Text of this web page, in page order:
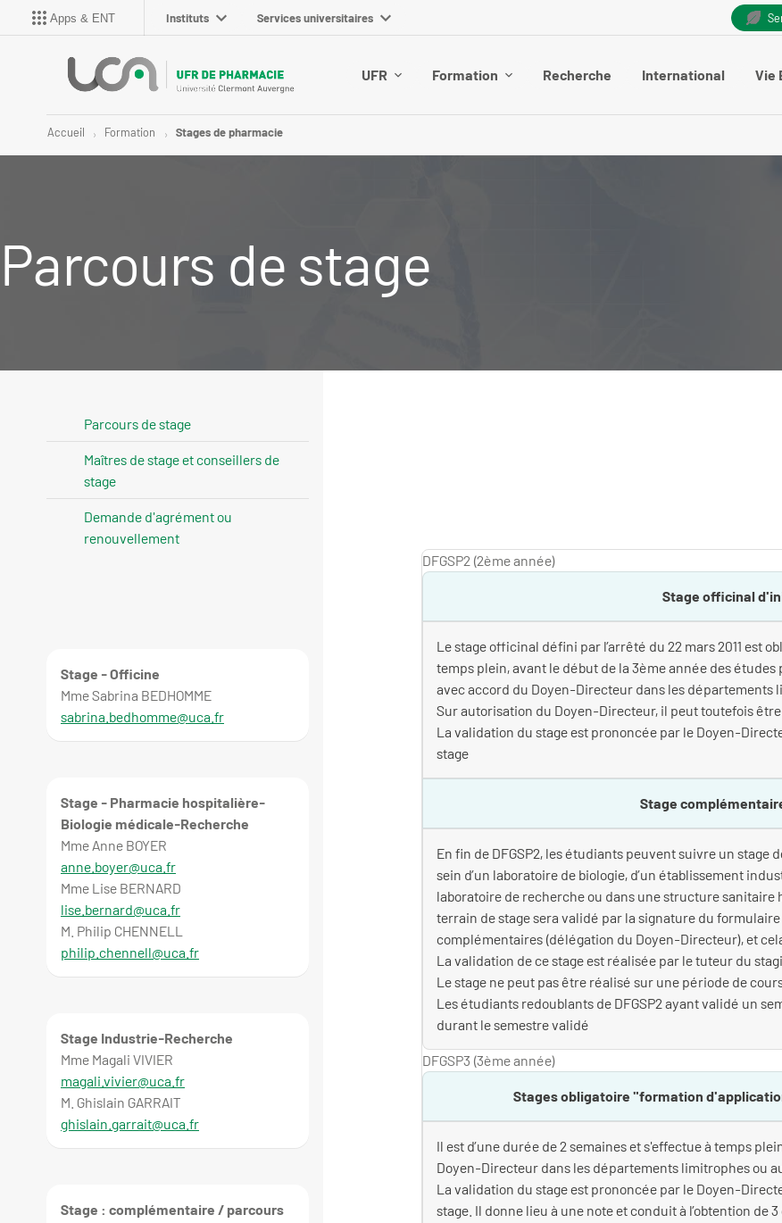
Apps & ENT Instituts Services universitaires
UFR Formation Recherche International Vie
Accueil Formation Stages de pharmacie
Parcours de stage
DFGSP2 (2ème année)
Stage officinal
Le stage officinal défini par l’arrêté du 22 mars 2011 est
temps plein, avant le début de la 3ème année des
avec accord du Doyen-Directeur dans les départements
Sur autorisation du Doyen-Directeur, il peut toutefois
La validation du stage est prononcée par le Doyen-
stage
Stage
En fin de DFGSP2, les étudiants peuvent suivre un stage
sein d’un laboratoire de biologie, d’un établissement
laboratoire de recherche ou dans une structure sanitaire
terrain de stage sera validé par la signature du
complémentaires (délégation du Doyen-Directeur), et
La validation de ce stage est réalisée par le tuteur du
Le stage ne peut pas être réalisé sur une période de
Les étudiants redoublants de DFGSP2 ayant validé un
durant le semestre validé
DFGSP3 (3ème année)
Stages obligatoire "formation
Il est d’une durée de 2 semaines et s'effectue à temps
Doyen-Directeur dans les départements limitrophes ou
La validation du stage est prononcée par le Doyen-
stage. Il donne lieu à une note et conduit à l’obtention de
Parcours de stage
Maîtres de stage et conseillers de
stage
Demande d'agrément ou
renouvellement
Stage - Officine
Mme Sabrina BEDHOMME
sabrina.bedhomme@uca.fr
Stage - Pharmacie hospitalière-
Biologie médicale-Recherche
Mme Anne BOYER
anne.boyer@uca.fr
Mme Lise BERNARD
lise.bernard@uca.fr
M. Philip CHENNELL
philip.chennell@uca.fr
Stage Industrie-Recherche
Mme Magali VIVIER
magali.vivier@uca.fr
M. Ghislain GARRAIT
ghislain.garrait@uca.fr
Stage : complémentaire / parcours